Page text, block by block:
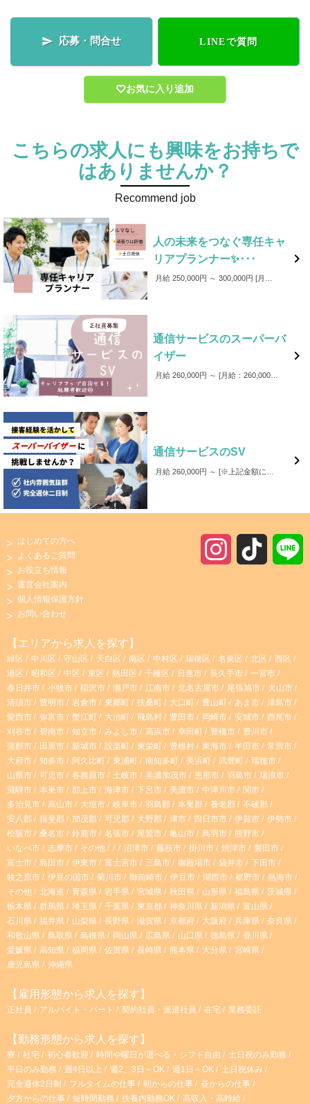
 応募・問合せ LINEで質問
お気に入り追加
こちらの求人にも興味をお持ちで
はありませんか？
Recommend job
人の未来をつなぐ専任キャ
リアプランナー✨･･･
月給 250,000円 ～ 300,000円 月給：250,000～300,000（経験に応じて決定) ★業績に応じて別途インセンティブ支給あり ★資格手当あり 人事に関する資格をお持ちの方は面接時にぜひお伝えください！

通信サービスのスーパーバ
イザー
月給 260,000円 ～ 月給：260,000円～ ※上記金額には固定残業代（39時間分58,000円）を含みます。 超過分は別途支給いたします。 ・昇給年2回 ・賞与年2回 ・通勤手当全額支給 ・皆勤手当 ・家族手当

通信サービスのSV
月給 260,000円 ～ ※上記金額には固定残業代（39時間分58,000円）を含みます。 超過分は別途支給いたします。 ※試用期間：２か月 試用期間中は契約社員 試用期間後、ご本人の希望があれば正社員登用 雇用形態以外の条件変更はありません ■昇給年2回 ■賞与年2回 ■通勤手当全額支給 ■皆勤手当 ■家族手当給

a
g
r
a
m
o
k
はじめての方へ
よくあるご質問
お役立ち情報
運営会社案内
個人情報保護方針
お問い合わせ
【エリアから求人を探す】
緑区 中川区 守山区 天白区 南区 中村区 瑞穂区 名東区 北区
西区
港区
昭和区 中区 東区 熱田区 千種区 日進市 長久手市
一宮市
春日井市
小牧市 稲沢市 瀬戸市 江南市 北名古屋市 尾張旭市
犬山市
清須市
豊明市 岩倉市 東郷町 扶桑町 大口町 豊山町 あま市
津島市
愛西市
弥富市 蟹江町 大治町 飛島村 豊田市 岡崎市 安城市
西尾市
刈谷市
碧南市 知立市 みよし市 高浜市 幸田町 豊橋市
豊川市
蒲郡市
田原市 新城市 設楽町 東栄町 豊根村 東海市 半田市
常滑市
大府市
知多市 阿久比町 東浦町 南知多町 美浜町 武豊町
瑞穂市
山県市
可児市 各務原市 土岐市 美濃加茂市 恵那市 羽島市
瑞浪市
飛騨市
本巣市 郡上市 海津市 下呂市 美濃市 中津川市
関市
多治見市
高山市 大垣市 岐阜市 羽島郡 本巣郡 養老郡
不破郡
安八郡
揖斐郡 加茂郡 可児郡 大野郡 津市 四日市市 伊賀市
伊勢市
松阪市
桑名市 鈴鹿市 名張市 尾鷲市 亀山市 鳥羽市
熊野市
いなべ市
志摩市 その他 沼津市 藤枝市 掛川市 焼津市
磐田市
富士市
島田市 伊東市 富士宮市 三島市 御殿場市 袋井市
下田市
牧之原市
伊豆の国市 菊川市 御前崎市 伊豆市 湖西市 裾野市
熱海市
その他
北海道 青森県 岩手県 宮城県 秋田県 山形県 福島県
茨城県
栃木県
群馬県 埼玉県 千葉県 東京都 神奈川県 新潟県
富山県
石川県
福井県 山梨県 長野県 滋賀県 京都府 大阪府 兵庫県
奈良県
和歌山県
鳥取県 島根県 岡山県 広島県 山口県 徳島県
香川県
愛媛県
高知県 福岡県 佐賀県 長崎県 熊本県 大分県
宮崎県
鹿児島県
沖縄県
【雇用形態から求人を探す】
正社員 アルバイト・パート 契約社員・派遣社員 在宅 業務委託
【勤務形態から求人を探す】
寮 社宅 初心者歓迎 時間や曜日が選べる・シフト自由
土日祝のみ勤務
平日のみ勤務
週4日以上 週2、3日～OK 週1日～OK
土日祝休み
完全週休2日制
フルタイムの仕事 朝からの仕事
昼からの仕事
夕方からの仕事
短時間勤務 扶養内勤務OK 高収入・高時給